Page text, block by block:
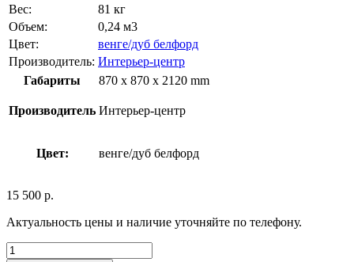
Вес:
81 кг
Объем:
0,24 м3
Цвет:
венге/дуб белфорд
Производитель: Интерьер-центр
Габариты
870 x 870 x 2120 mm
Производитель Интерьер-центр
Цвет: венге/дуб белфорд
15 500 р.
Актуальность цены и наличие уточняйте по телефону.